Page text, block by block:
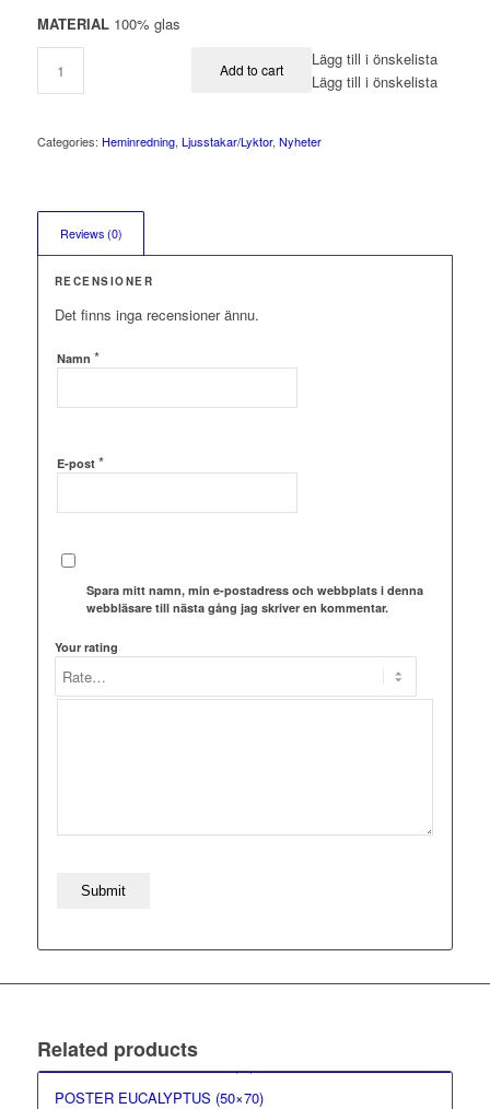
MATERIAL 100% glas
Add to cart
Lägg till i önskelista
Lägg till i önskelista
Categories: Heminredning, Ljusstakar/Lyktor, Nyheter
Reviews (0)
RECENSIONER
Det finns inga recensioner ännu.
Namn *
E-post *
Spara mitt namn, min e-postadress och webbplats i denna
webbläsare till nästa gång jag skriver en kommentar.
Your rating
Related products
POSTER EUCALYPTUS (50×70)